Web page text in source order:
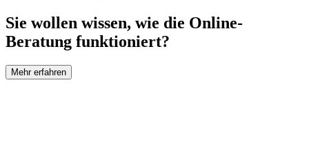
Sie wollen wissen, wie die Online-
Beratung funktioniert?
Mehr erfahren